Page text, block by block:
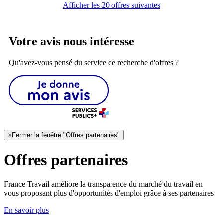
Afficher les 20 offres suivantes
Votre avis nous intéresse
Qu'avez-vous pensé du service de recherche d'offres ?
×Fermer la fenêtre "Offres partenaires"
Offres partenaires
France Travail améliore la transparence du marché du travail en
vous proposant plus d'opportunités d'emploi grâce à ses partenaires
En savoir plus